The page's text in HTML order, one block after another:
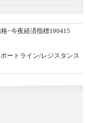
･今夜経済指標190415
ートライン/レジスタンス